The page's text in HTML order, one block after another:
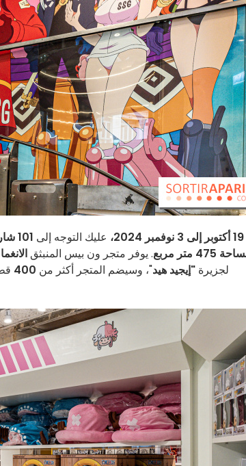
عليك التوجه إلى 101 شارع ريومور
475 متر مربع
. يوفر متجر ون بيس المنبثق
لجزيرة "إيجيد هيد"، وسيضم المتجر أكثر من 400